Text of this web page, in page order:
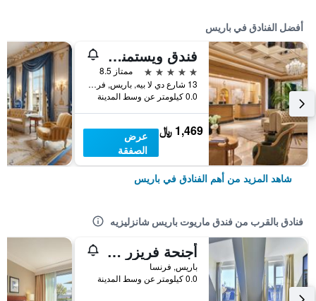
أفضل الفنادق في باريس
فندق ويستمنستر
5 نجوم
ممتاز 8.5
13 شارع دي لا بيه, باريس, فرنسا
0.0 كيلومتر عن وسط المدينة
1,469 ﷼
عرض
الصفقة
شاهد المزيد من أهم الفنادق في باريس
فنادق بالقرب من فندق ماريوت باريس شانزليزيه
أجنحة فريزر لو كلاريدج شانزليزيه
باريس, فرنسا
0.0 كيلومتر عن وسط المدينة